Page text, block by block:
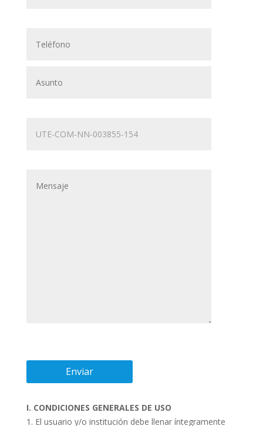
I. CONDICIONES GENERALES DE USO
El usuario y/o institución debe llenar íntegramente